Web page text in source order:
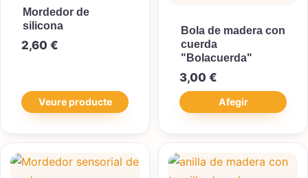
Mordedor de
silicona
2,60 €
Veure producte
Bola de madera con
cuerda
"Bolacuerda"
3,00 €
Afegir